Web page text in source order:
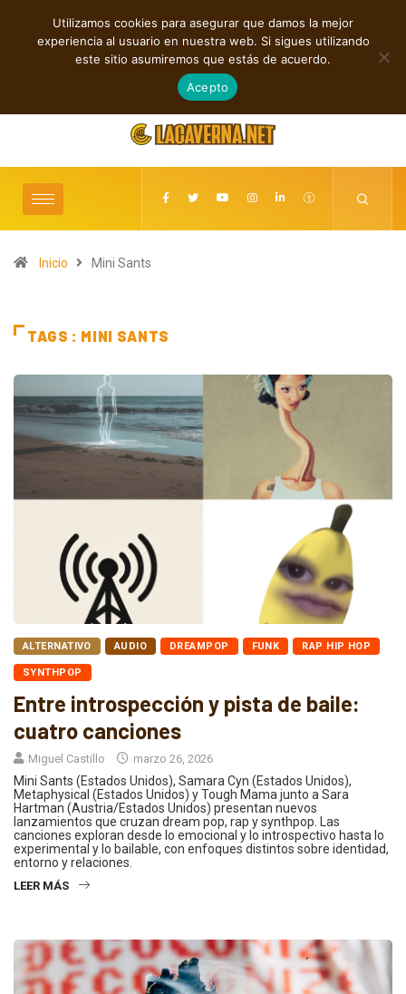
TENDENCIAS
Cuatro canciones independientes entre folk, rock y pop
agosto 8, 2026
Inicio Mini Sants
TAGS : MINI SANTS
ALTERNATIVO AUDIO DREAMPOP FUNK RAP HIP HOP
SYNTHPOP
Entre introspección y pista de baile:
cuatro canciones
Miguel Castillo marzo 26, 2026
Mini Sants (Estados Unidos), Samara Cyn (Estados Unidos),
Metaphysical (Estados Unidos) y Tough Mama junto a Sara
Hartman (Austria/Estados Unidos) presentan nuevos
lanzamientos que cruzan dream pop, rap y synthpop. Las
canciones exploran desde lo emocional y lo introspectivo hasta lo
experimental y lo bailable, con enfoques distintos sobre identidad,
entorno y relaciones.
LEER MÁS
Utilizamos cookies para asegurar que damos la mejor
experiencia al usuario en nuestra web. Si sigues utilizando
este sitio asumiremos que estás de acuerdo.
Acepto